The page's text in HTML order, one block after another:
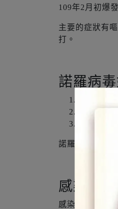
109年2月初爆
主要的症狀有
打。
諾羅病
諾羅病毒具有
感染諾
感染諾羅病毒